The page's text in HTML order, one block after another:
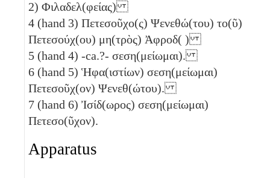
2) Φιλαδελ(φείας)
4 (hand 3) Πετεσοῦχο(ς) Ψενεθώ(του) το(ῦ)
Πετεσούχ(ου) μη(τρὸς) Ἀφροδ( )
5 (hand 4) -ca.?- σεση(μείωμαι).
6 (hand 5) Ἡφα(ιστίων) σεση(μείωμαι)
Πετεσοῦχ(ον) Ψενεθ(ώτου).
7 (hand 6) Ἰσίδ(ωρος) σεση(μείωμαι)
Πετεσο(ῦχον).
Apparatus